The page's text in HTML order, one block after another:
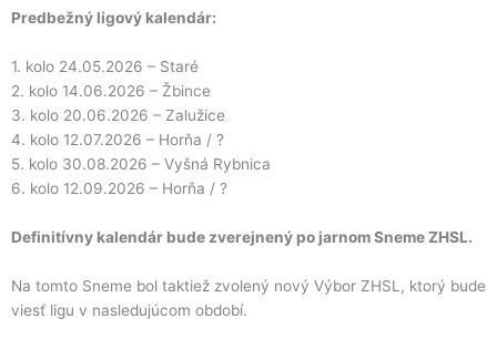
Predbežný ligový kalendár:
1. kolo 24.05.2026 – Staré
2. kolo 14.06.2026 – Žbince
3. kolo 20.06.2026 – Zalužice
4. kolo 12.07.2026 – Horňa / ?
5. kolo 30.08.2026 – Vyšná Rybnica
6. kolo 12.09.2026 – Horňa / ?
Definitívny kalendár bude zverejnený po jarnom Sneme ZHSL.
Na tomto Sneme bol taktiež zvolený nový Výbor ZHSL, ktorý bude
viesť ligu v nasledujúcom období.